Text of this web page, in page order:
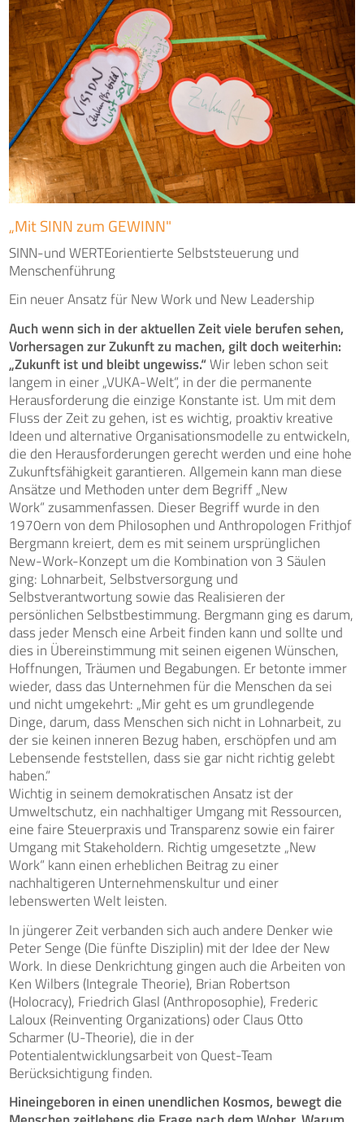
„Mit SINN zum GEWINN"
SINN-und WERTEorientierte Selbststeuerung und
Menschenführung
Ein neuer Ansatz für New Work und New Leadership
Auch wenn sich in der aktuellen Zeit viele berufen sehen,
Vorhersagen zur Zukunft zu machen, gilt doch weiterhin:
„Zukunft ist und bleibt ungewiss.“Wir leben schon seit
langem in einer „VUKA-Welt“, in der die permanente
Herausforderung die einzige Konstante ist. Um mit dem
Fluss der Zeit zu gehen, ist es wichtig, proaktiv kreative
Ideen und alternative Organisationsmodelle zu entwickeln,
die den Herausforderungen gerecht werden und eine hohe
Zukunftsfähigkeit garantieren. Allgemein kann man diese
Ansätze und Methoden unter dem Begriff„New
Work“ zusammenfassen. Dieser Begriff wurde in den
1970ern von dem Philosophen und Anthropologen Frithjof
Bergmann kreiert, dem es mit seinem ursprünglichen
New-Work-Konzept um die Kombination von 3 Säulen
ging: Lohnarbeit, Selbstversorgung und
Selbstverantwortung sowie das Realisieren der
persönlichen Selbstbestimmung. Bergmann ging es darum,
dass jeder Mensch eine Arbeit finden kann und sollte und
dies in Übereinstimmung mit seinen eigenen Wünschen,
Hoffnungen, Träumen und Begabungen. Er betonte immer
wieder, dass das Unternehmen für die Menschen da sei
und nicht umgekehrt: „Mir geht es um grundlegende
Dinge, darum, dass Menschen sich nicht in Lohnarbeit, zu
der sie keinen inneren Bezug haben, erschöpfen und am
Lebensende feststellen, dass sie gar nicht richtig gelebt
haben.“
Wichtig in seinem demokratischen Ansatz ist der
Umweltschutz, ein nachhaltiger Umgang mit Ressourcen,
eine faire Steuerpraxis und Transparenz sowie ein fairer
Umgang mit Stakeholdern. Richtig umgesetzte „New
Work“ kann einen erheblichen Beitrag zu einer
nachhaltigeren Unternehmenskultur und einer
lebenswerten Welt leisten.
In jüngerer Zeit verbanden sich auch andere Denker wie
Peter Senge (Die fünfte Disziplin) mit der Idee der New
Work. In diese Denkrichtung gingen auch die Arbeiten von
Ken Wilbers (Integrale Theorie), Brian Robertson
(Holocracy), Friedrich Glasl (Anthroposophie), Frederic
Laloux (Reinventing Organizations) oder Claus Otto
Scharmer (U-Theorie), die in der
Potentialentwicklungsarbeit von Quest-Team
Berücksichtigung finden.
Hineingeboren in einen unendlichen Kosmos, bewegt die